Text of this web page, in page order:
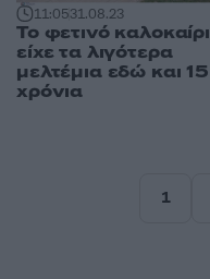
11:0531.08.23
Το φετινό καλοκαίρι
είχε τα λιγότερα
μελτέμια εδώ και 15
χρόνια
1